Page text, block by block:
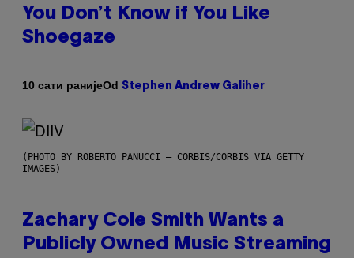
You Don’t Know if You Like
Shoegaze
10 сати ранијеOd Stephen Andrew Galiher
(PHOTO BY ROBERTO PANUCCI – CORBIS/CORBIS VIA GETTY
IMAGES)
Zachary Cole Smith Wants a
Publicly Owned Music Streaming